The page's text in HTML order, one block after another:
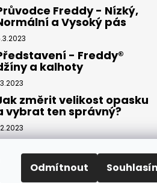
Odmítnout
Freddy - Nízký,
a Vysoký pás
- Freddy®
a kalhoty
změrit velikost opasku
vybrat ten správný?
- Délka kalhot a
Freddy®